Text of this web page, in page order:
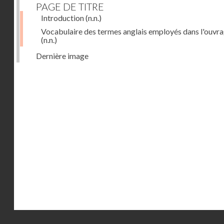
PAGE DE TITRE
Introduction(n.n.)
Vocabulaire des termes anglais employés dans
(n.n.)
Dernière image